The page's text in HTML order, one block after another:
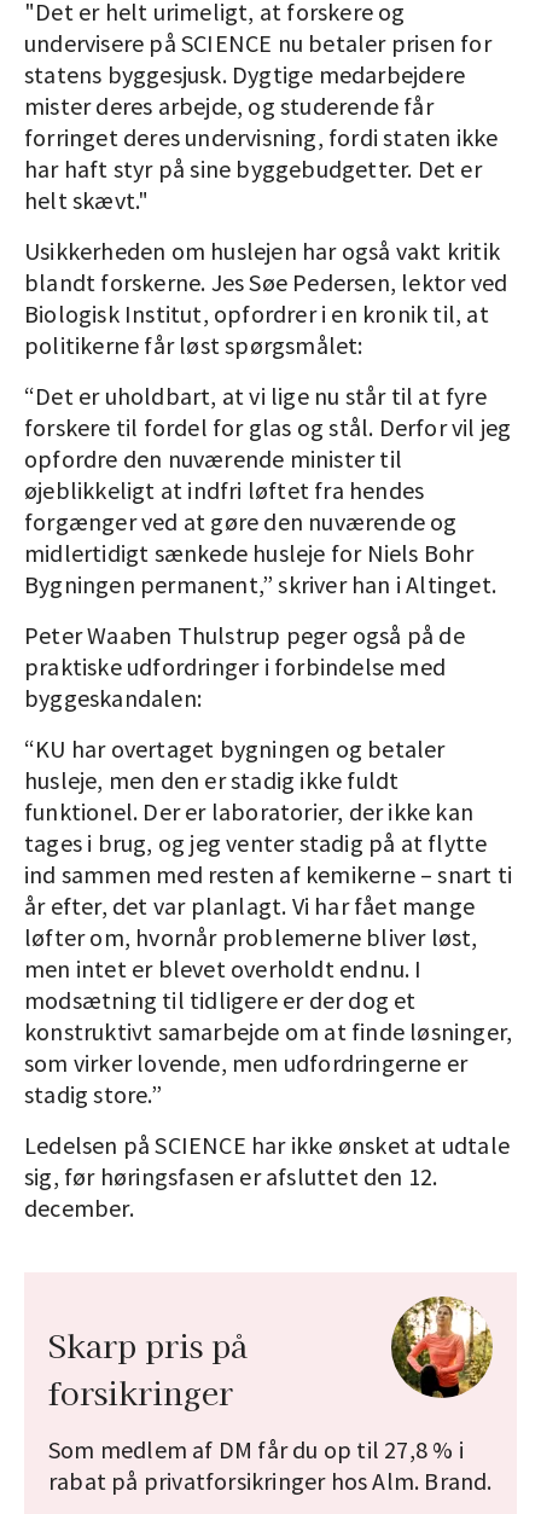
"Det er helt urimeligt, at forskere og
undervisere på SCIENCE nu betaler prisen for
statens byggesjusk. Dygtige medarbejdere
mister deres arbejde, og studerende får
forringet deres undervisning, fordi staten ikke
har haft styr på sine byggebudgetter. Det er
helt skævt."
Usikkerheden om huslejen har også vakt kritik
blandt forskerne. Jes Søe Pedersen, lektor ved
Biologisk Institut, opfordrer i en kronik til, at
politikerne får løst spørgsmålet:
“Det er uholdbart, at vi lige nu står til at fyre
forskere til fordel for glas og stål. Derfor vil jeg
opfordre den nuværende minister til
øjeblikkeligt at indfri løftet fra hendes
forgænger ved at gøre den nuværende og
midlertidigt sænkede husleje for Niels Bohr
Bygningen permanent,” skriver han i Altinget.
Peter Waaben Thulstrup peger også på de
praktiske udfordringer i forbindelse med
byggeskandalen:
“KU har overtaget bygningen og betaler
husleje, men den er stadig ikke fuldt
funktionel. Der er laboratorier, der ikke kan
tages i brug, og jeg venter stadig på at flytte
ind sammen med resten af kemikerne – snart ti
år efter, det var planlagt. Vi har fået mange
løfter om, hvornår problemerne bliver løst,
men intet er blevet overholdt endnu. I
modsætning til tidligere er der dog et
konstruktivt samarbejde om at finde løsninger,
som virker lovende, men udfordringerne er
stadig store.”
Ledelsen på SCIENCE har ikke ønsket at udtale
sig, før høringsfasen er afsluttet den 12.
december.
Skarp pris på
forsikringer
Som medlem af DM får du op til 27,8 % i
rabat på privatforsikringer hos Alm. Brand.